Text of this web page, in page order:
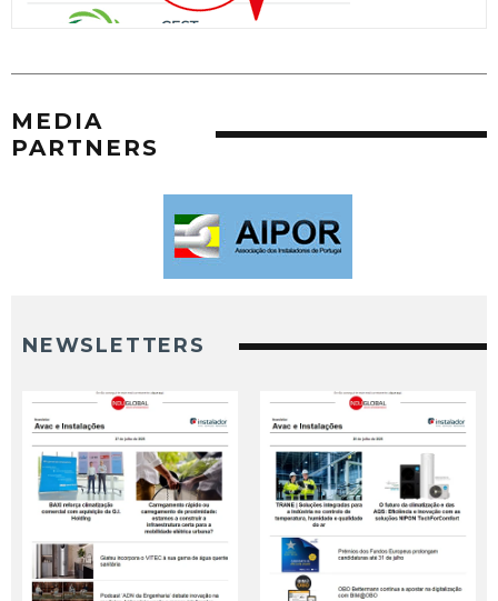
MEDIA
PARTNERS
NEWSLETTERS